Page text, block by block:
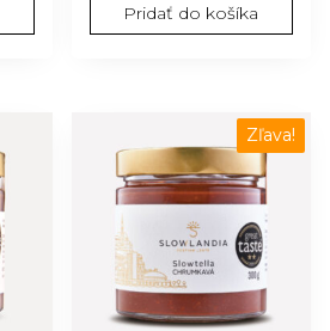
Pridať do košíka
Zľava!